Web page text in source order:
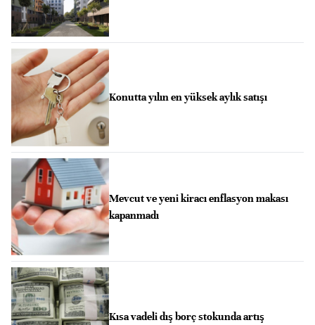
Konutta yılın en yüksek aylık satışı
Mevcut ve yeni kiracı enflasyon makası
kapanmadı
Kısa vadeli dış borç stokunda artış